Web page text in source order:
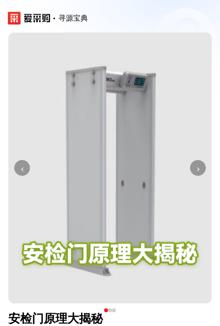
寻源宝典
‹ ›
安检门原理大揭秘